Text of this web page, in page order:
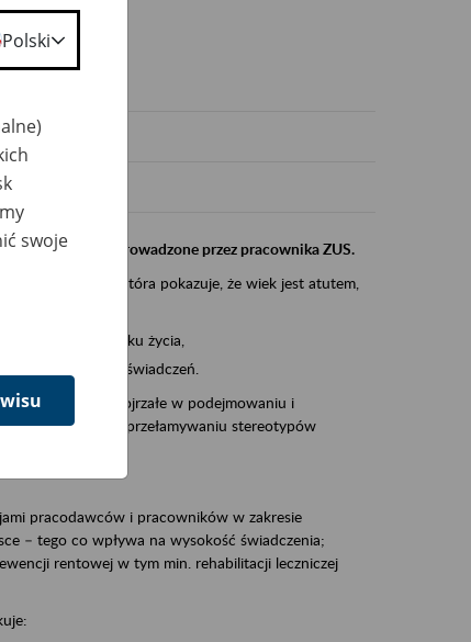
urzędu przeprowadzone przez pracownika ZUS.
Społecznych, która pokazuje, że wiek jest atutem,
pięćdziesiątym roku życia,
i przyszłych świadczeń.
wspiera osoby dojrzałe w podejmowaniu i
o zdrowie oraz przełamywaniu stereotypów
pracodawców i pracowników w zakresie
– tego co wpływa na wysokość świadczenia;
rentowej w tym min. rehabilitacji leczniczej
Polski
swoje